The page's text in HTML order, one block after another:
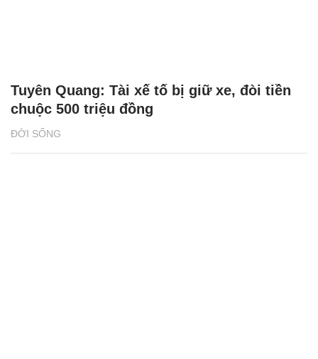
ĐỜI SỐNG
Tuyên Quang: Tài xế tố bị giữ xe, đòi tiền
chuộc 500 triệu đồng